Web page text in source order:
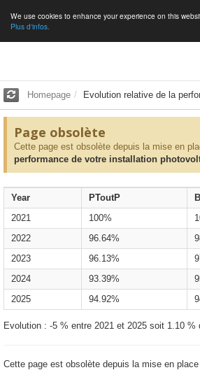
We use cookies to enhance your experience on this
Plus d'infos.
Homepage Evolution relative de la
Page obsolète
Cette page est obsolète depuis la mise en
performance de votre installation
Year PToutP
2021
100%
2022
96.64%
2023
96.13%
2024
93.39%
2025
94.92%
Evolution : -5 % entre 2021 et 2025 soit 1.10 %
Cette page est obsolète depuis la mise en